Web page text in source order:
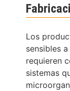
Los
sensibles
requieren
sistemas